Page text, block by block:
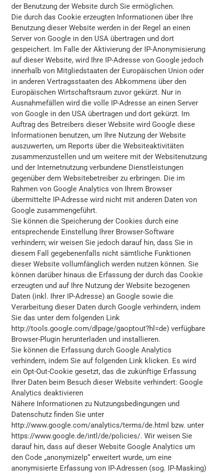
der Benutzung der Website durch Sie ermöglichen.
Die durch das Cookie erzeugten Informationen über Ihre
Benutzung dieser Website werden in der Regel an einen
Server von Google in den USA übertragen und dort
gespeichert. Im Falle der Aktivierung der IP-Anonymisierung
auf dieser Website, wird Ihre IP-Adresse von Google jedoch
innerhalb von Mitgliedstaaten der Europäischen Union oder
in anderen Vertragsstaaten des Abkommens über den
Europäischen Wirtschaftsraum zuvor gekürzt. Nur in
Ausnahmefällen wird die volle IP-Adresse an einen Server
von Google in den USA übertragen und dort gekürzt. Im
Auftrag des Betreibers dieser Website wird Google diese
Informationen benutzen, um Ihre Nutzung der Website
auszuwerten, um Reports über die Websiteaktivitäten
zusammenzustellen und um weitere mit der Websitenutzung
und der Internetnutzung verbundene Dienstleistungen
gegenüber dem Websitebetreiber zu erbringen. Die im
Rahmen von Google Analytics von Ihrem Browser
übermittelte IP-Adresse wird nicht mit anderen Daten von
Google zusammengeführt.
Sie können die Speicherung der Cookies durch eine
entsprechende Einstellung Ihrer Browser-Software
verhindern; wir weisen Sie jedoch darauf hin, dass Sie in
diesem Fall gegebenenfalls nicht sämtliche Funktionen
dieser Website vollumfänglich werden nutzen können. Sie
können darüber hinaus die Erfassung der durch das Cookie
erzeugten und auf Ihre Nutzung der Website bezogenen
Daten (inkl. Ihrer IP-Adresse) an Google sowie die
Verarbeitung dieser Daten durch Google verhindern, indem
Sie das unter dem folgenden Link
http://tools.google.com/dlpage/gaoptout?hl=de) verfügbare
Browser-Plugin herunterladen und installieren.
Sie können die Erfassung durch Google Analytics
verhindern, indem Sie auf folgenden Link klicken. Es wird
ein Opt-Out-Cookie gesetzt, das die zukünftige Erfassung
Ihrer Daten beim Besuch dieser Website verhindert: Google
Analytics deaktivieren
Nähere Informationen zu Nutzungsbedingungen und
Datenschutz finden Sie unter
http://www.google.com/analytics/terms/de.html bzw. unter
https://www.google.de/intl/de/policies/. Wir weisen Sie
darauf hin, dass auf dieser Website Google Analytics um
den Code „anonymizeIp“ erweitert wurde, um eine
anonymisierte Erfassung von IP-Adressen (sog. IP-Masking)